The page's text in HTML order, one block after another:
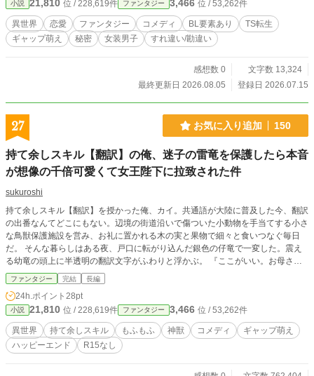
なんやかんやで言いくるめられて女装し「令嬢」として隣国
に移り住むことになった「ボク」だったが、婚約相手の「狼
太子」ことヴォルフガングは、その鋭い眼光の裏に重度の乙
女趣味を隠し持つ、かわいいもの好きのギャップ王子
っぽいヒロイン（♂）と、見た目は悪役令息・中身は少女マ
ンガな王子様（♂）の、波乱万丈な宮廷生活が今、幕を開け
この物語は「異世界転生TS女装BLラブコメディ」です。しば
しば陰部に言及するシーンはありますがR18的なアレはあり
係上、たびたびツッコミ不在になることが予想されます。読
者の皆様におかれましては、ぜひともハリセンをご用意の
小説 21,810 位 / 228,619件 ファンタジー 3,466 位 / 53,262件
異世界 恋愛 ファンタジー コメディ BL要素あり
TS転生
ギャップ萌え
秘密 女装男子 すれ違い/勘違い
感想数 0
文字数 13,324
最終更新日 2026.08.05
登録日 2026.07.15
27 お気に入り追加 150
持て余しスキル【翻訳】の俺、迷子の雷竜を保護したら本音
が想像の千倍可愛くて女王陛下に拉致された件
sukuroshi
持て余しスキル【翻訳】を授かった俺、カイ。共通語が大陸に普及した今、翻訳
の出番なんてどこにもない。辺境の街道沿いで傷ついた小動物を手当てする小さ
な鳥獣保護施設を営み、お礼に置かれる木の実と果物で細々と食いつなぐ毎日
だ。 そんな暮らしはある夜、戸口に転がり込んだ銀色の仔竜で一変した。震え
る幼竜の頭上に半透明の翻訳文字がふわりと浮かぶ。 『ここがいい。お母さま
には会いたいけど王宮には帰りたくない。おにいさん、やさしいね』 ……ええ?
それから三日後、空を裂いて雷竜女王フィリアスが降臨し、俺はまるごと聖域へ
拉致されてしまった。 山を砕く荒ぶる女王の本音は寂しがり屋で娘自慢が止ま
らない。一睨みで命を奪う銀狼帝は肉のことしか考えていない。俺にだけ視える
神獣たちのポンコツな本音は、今日も聖域をにぎやかにする。 戦闘力ゼロの青
年が神獣に溺愛される、もふもふ翻訳コメディ開幕。
ファンタジー 完結 長編
24h.ポイント 28pt
小説 21,810 位 / 228,619件 ファンタジー 3,466 位 / 53,262件
異世界 持て余しスキル もふもふ 神獣 コメディ
ギャップ萌え
ハッピーエンド
R15なし